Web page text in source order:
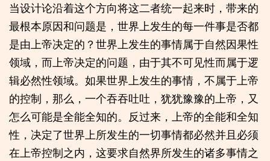
当设计论沿着这个方向将这二者统一起来时，带来的
最根本原因和问题是，世界上发生的每一件事是否都
是由上帝决定的？世界上发生的事情属于自然因果性
领域，而上帝决定的问题，由于其不可见性而属于逻
辑必然性领域。如果世界上发生的事情，不属于上帝
的控制，那么，一个吞吞吐吐，犹犹豫豫的上帝，又
怎么可能是全能全知的。反过来，上帝的全能和全知
性，决定了世界上所发生的一切事情都必然并且必须
在上帝控制之内，这要求自然界所发生的诸多事情之